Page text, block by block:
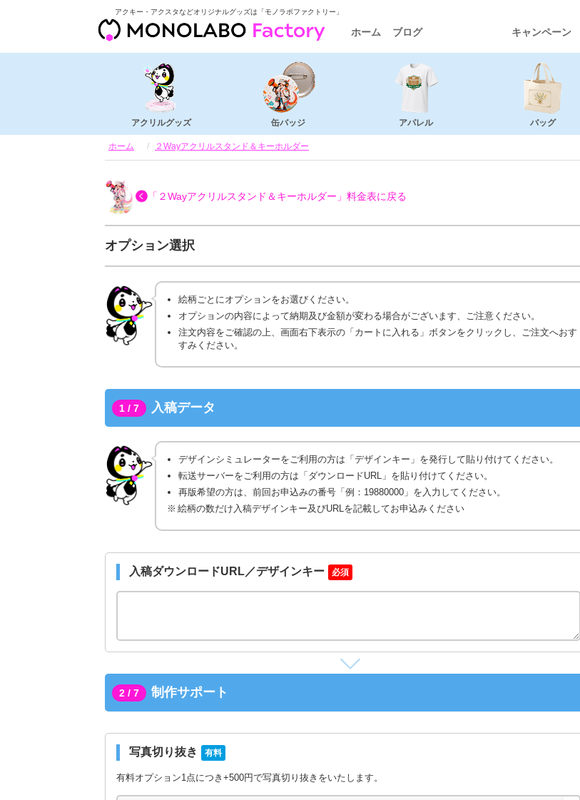
アクキー・アクスタなどオリジナルグッズは「モノラボファクトリー」
ホーム ブログ キャンペーン
アクリルグッズ 缶バッジ アパレル バッグ
ホーム ２Wayアクリルスタンド＆キーホルダー
「２Wayアクリルスタンド＆キーホルダー」 料金表に戻る
オプション選択
絵柄ごとにオプションをお選びください。
オプションの内容によって納期及び金額が変わる場合がございます、ご注意ください。
注文内容をご確認の上、画面右下表示の「カートに入れる」ボタンをクリックし、ご注文へおす
すみください。
1 / 7 入稿データ
デザインシミュレーターをご利用の方は「デザインキー」を発行して貼り付けてください。
転送サーバーをご利用の方は「ダウンロードURL」を貼り付けてください。
再版希望の方は、前回お申込みの番号「例：19880000」を入力してください。
絵柄の数だけ入稿デザインキー及びURLを記載してお申込みください
入稿ダウンロードURL／デザインキー 必須
2 / 7 制作サポート
写真切り抜き 有料
有料オプション1点につき+500円で写真切り抜きをいたします。